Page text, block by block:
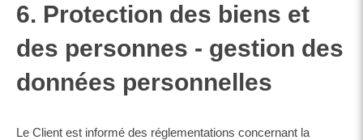
6. Protection des biens et
des personnes - gestion des
données personnelles
Le Client est informé des réglementations concernant la